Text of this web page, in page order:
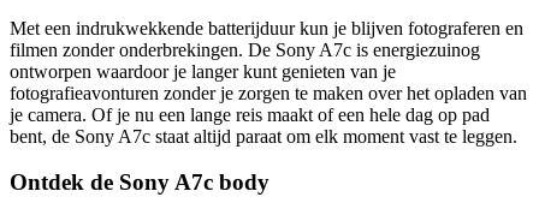
Met een indrukwekkende batterijduur kun je blijven fotograferen en
filmen zonder onderbrekingen. De Sony A7c is energiezuinog
ontworpen waardoor je langer kunt genieten van je
fotografieavonturen zonder je zorgen te maken over het opladen van
je camera. Of je nu een lange reis maakt of een hele dag op pad
bent, de Sony A7c staat altijd paraat om elk moment vast te leggen.
Ontdek de Sony A7c body